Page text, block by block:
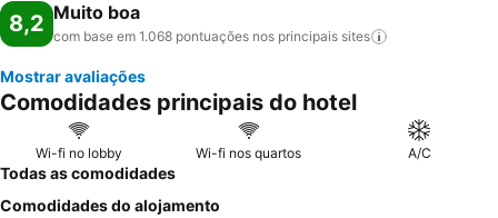
8,2 Muito boa
com base em 1.068 pontuações nos principais sites
Mostrar avaliações
Comodidades principais do hotel
Wi-fi no lobby Wi-fi nos quartos A/C
Todas as comodidades
Comodidades do alojamento